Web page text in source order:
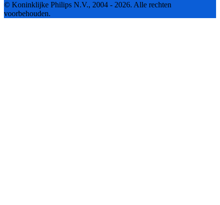
© Koninklijke Philips N.V., 2004 - 2026. Alle rechten
voorbehouden.